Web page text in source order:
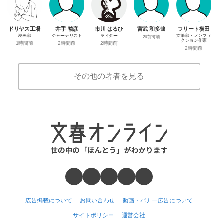
ドリヤス工場
漫画家
1時間前
井手 裕彦
ジャーナリスト
2時間前
市川 はるひ
ライター
2時間前
宮武 和多哉
2時間前
フリート横田
文筆家・ノンフィ
クション作家
2時間前
その他の著者を見る
広告掲載について お問い合わせ 動画・バナー広告について
サイトポリシー 運営会社